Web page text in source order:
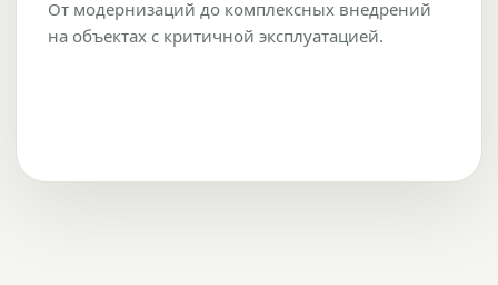
От модернизаций до комплексных внедрений
на объектах с критичной эксплуатацией.